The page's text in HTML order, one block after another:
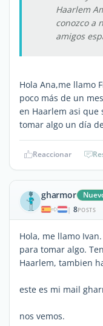
Haarlem
conozco a
amigos
Hola Ana,me llamo
poco más de un
en Haarlem asi
tomar algo un día
Reaccionar
gharmor
| 8POSTS
Hola, me llamo
para tomar algo.
Haarlem, tambien
este es mi mail
nos vemos.